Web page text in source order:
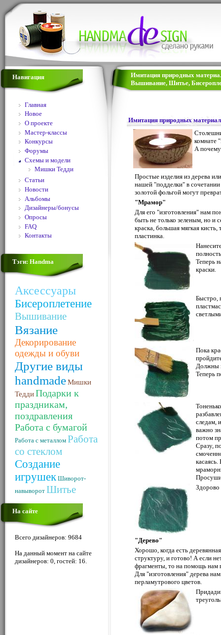
Навигация
Главная
Новое
О проекте
Мастер-классы
Конкурсы
Форумы
Схемы и модели
Мишки Тедди
Статьи
Новости
Альбомы
Дизайнеры/бонусы
Опросы
FAQ
Контакты
Тэги: Handma
Аксессуары
Бисероплетение
Вышивание
Вязание
Декорирование
одежды и обуви
Другие виды
handmadeМишки
ТеддиПодарки к
праздникам,
поздравления
Работа с бумагой
Работа с металлом Работа
со стеклом
Создание
игрушек Шиворот-
навыворот Шитье
На сайте
Всего дизайнеров: 9684
На данный момент на сайте
дизайнеров: 0, гостей: 16.
Имитация природных
Вышивание, Шитье,
Имитация природных
комнате
А почему
Простые изделия из дерева
нашей "подделки" в
золотой фольгой могут
"Мрамор"
Для его "изготовления" нам
быть не только зеленым, но и
краска, большая мягкая кисть,
пластинка.
Теперь
краски.
Быстро,
Пока
Должны
Теперь
следам,
важно
потом
Сразу,
Здорово
"Дерево"
Хорошо, когда есть
структуру, и готово! А если
фрагменты, то на помощь нам
Для "изготовления" дерева
перламутрового цветов.